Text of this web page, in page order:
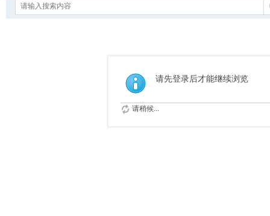
请先登录后才能继续浏览
请稍候...